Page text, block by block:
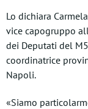
Lo dichiara
vice capogruppo
dei Deputati del
coordinatrice
Napoli.
«Siamo